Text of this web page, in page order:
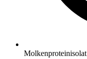
Molkenproteinisolat